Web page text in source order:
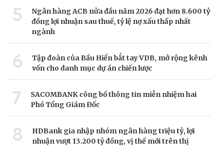
5
Ngân hàng ACB nửa đầu năm 2026 đạt hơn 8.600 tỷ
đồng lợi nhuận sau thuế, tỷ lệ nợ xấu thấp nhất
ngành
6
Tập đoàn của Bầu Hiển bắt tay VDB, mở rộng kênh
vốn cho danh mục dự án chiến lược
7
SACOMBANK công bố thông tin miễn nhiệm hai
Phó Tổng Giám Đốc
8
HDBank gia nhập nhóm ngân hàng triệu tỷ, lợi
nhuận vượt 13.200 tỷ đồng, vị thế mới trên thị